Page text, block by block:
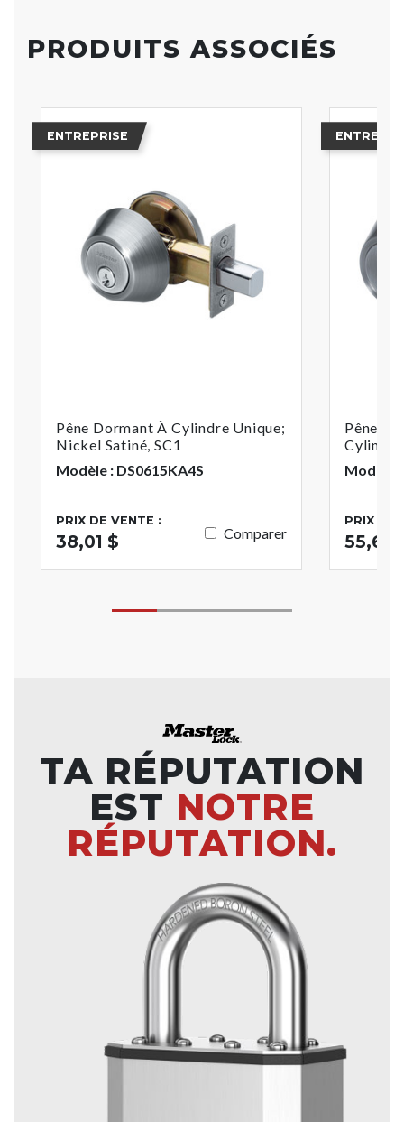
PRODUITS ASSOCIÉS
ENTREPRISE
Pêne Dormant À Cylindre Unique;
Nickel Satiné, SC1
Modèle : DS0615KA4S
PRIX DE VENTE :
38,01 $ Comparer
Pêne
Modèle
PRIX DE
55,60
TA RÉPUTATION
EST NOTRE
RÉPUTATION.